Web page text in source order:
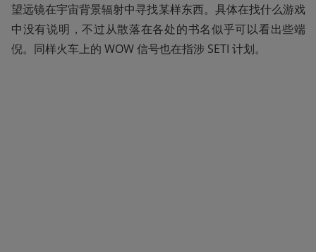
望远镜在宇宙背景辐射中寻找某样东西。具体在找什么游戏
中没有说明，不过从散落在各处的书名似乎可以看出些端
倪。同样火车上的 WOW 信号也在指涉 SETI 计划。